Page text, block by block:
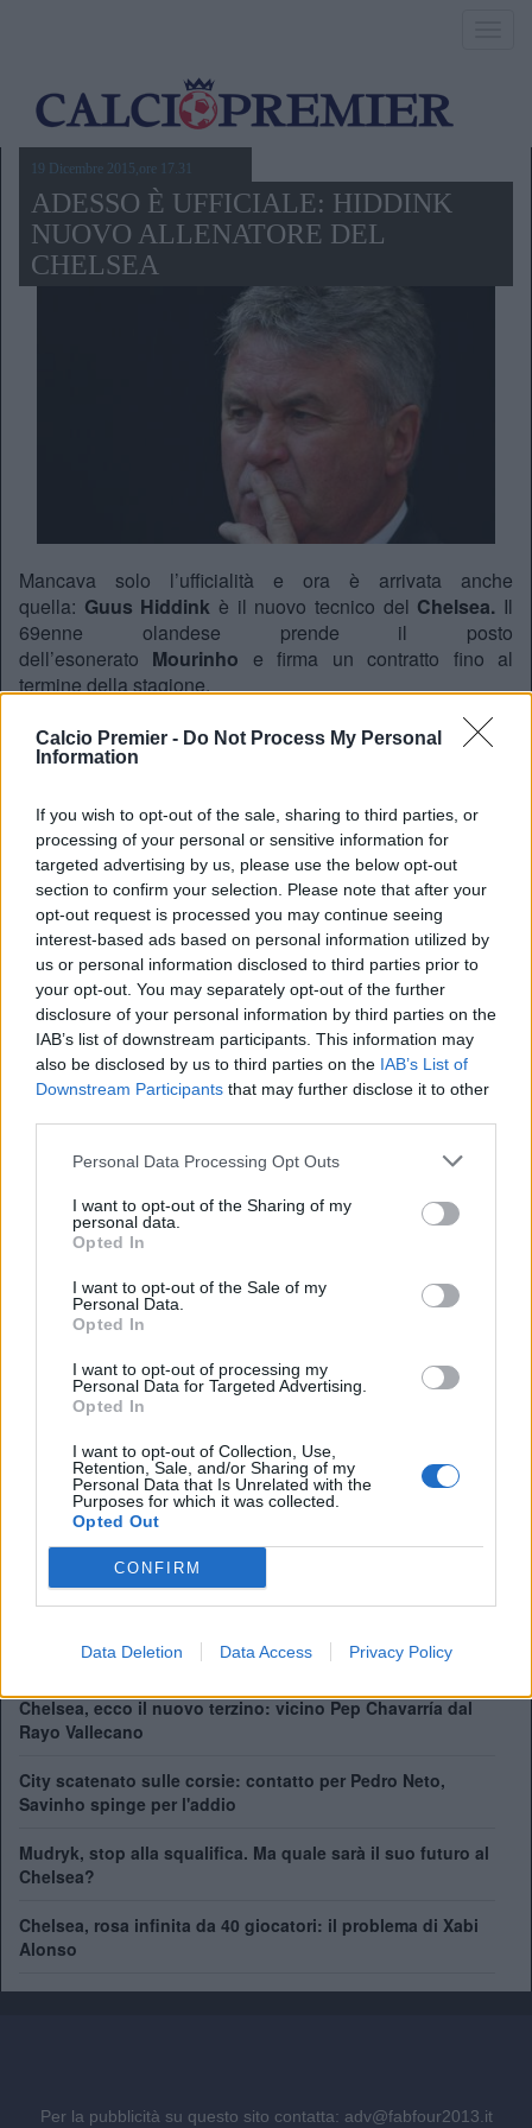
Calcio Premier - Do Not Process My Personal
Information
If you wish to opt-out of the sale, sharing to third parties, or
processing of your personal or sensitive information for
targeted advertising by us, please use the below opt-out
section to confirm your selection. Please note that after your
opt-out request is processed you may continue seeing
interest-based ads based on personal information utilized by
us or personal information disclosed to third parties prior to
your opt-out. You may separately opt-out of the further
disclosure of your personal information by third parties on the
IAB’s list of downstream participants. This information may
also be disclosed by us to third parties on the IAB’s List of
Downstream Participants that may further disclose it to other
Personal Data Processing Opt Outs
I want to opt-out of the Sharing of my
personal data.
Opted In
I want to opt-out of the Sale of my
Personal Data.
Opted In
I want to opt-out of processing my
Personal Data for Targeted Advertising.
Opted In
I want to opt-out of Collection, Use,
Retention, Sale, and/or Sharing of my
Personal Data that Is Unrelated with the
Purposes for which it was collected.
Opted Out
CONFIRM
Data Deletion Data Access Privacy Policy
19 Dicembre 2015,ore 17.31
ADESSO È UFFICIALE: HIDDINK
NUOVO ALLENATORE DEL
CHELSEA
Mancava solo l’ufficialità e ora è arrivata anche
quella: Guus Hiddink è il nuovo tecnico del Chelsea. Il
69enne olandese prende il posto
dell’esonerato Mourinho e firma un contratto fino al
termine della stagione.
– reduce da una negativa esperienza alla
guida della nazionale olandese – è un ritorno
la squadra fino alla semifinale di Champions League.
REDAZIONE
Twitter @Calciopremier
Anno di Fondazione:1905
Stadio:Stamford Bridge (41.837)
Città:
Presidente:Todd Boehly
Manager:Enzo Maresca
ALBO D'ORO
Premier League:6
FA Cup:
League Cup:5
FA Community Shield:4
Champions League:2
Supercoppa Europea:
Coppa del Mondo per Club:1
Chelsea, ecco il nuovo terzino: vicino Pep Chavarría dal
Rayo Vallecano
City scatenato sulle corsie: contatto per Pedro Neto,
Savinho spinge per l'addio
Mudryk, stop alla squalifica. Ma quale sarà il suo futuro al
Chelsea?
Chelsea, rosa infinita da 40 giocatori: il problema di Xabi
Alonso
Per la pubblicità su questo sito contatta: adv@fabfour2013.it